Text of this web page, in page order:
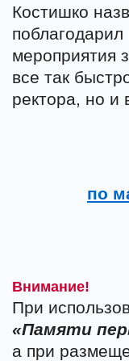
Костишко
мероприятия
все так
ректора, но и
по
Внимание!
При
«Памяти
а при